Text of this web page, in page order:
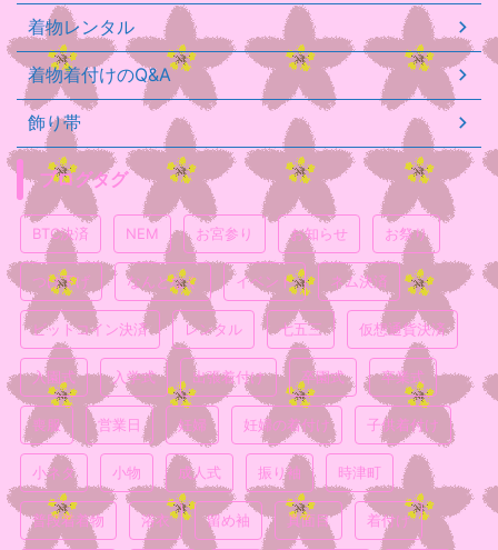
着物レンタル
着物着付けのQ&A
飾り帯
ブログタグ
BTC決済 NEM お宮参り お知らせ お祭り
つけ下げ なんとなく イベント ネム決済
ビットコイン決済 レンタル 七五三 仮想通貨決済
入園式 入学式 出張着付け 卒園式 卒業式
喪服 営業日 妊婦 妊婦の着付け 子供着付け
小ネタ 小物 成人式 振り袖 時津町
普段着着物 浴衣 留め袖 真面目 着付け